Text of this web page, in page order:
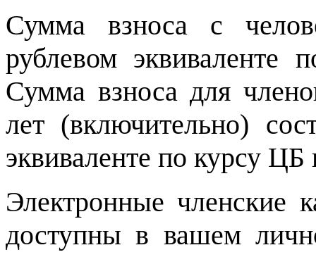
Сумма взноса с
рублевом
Сумма взноса для
лет (включительно)
эквиваленте по курсу
Электронные членские
доступны в вашем